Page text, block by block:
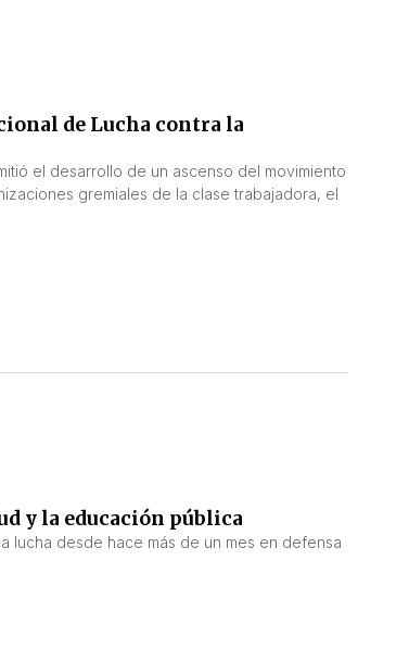
de Lucha contra la
el desarrollo de un ascenso del movimiento
gremiales de la clase trabajadora, el
y la educación pública
lucha desde hace más de un mes en defensa